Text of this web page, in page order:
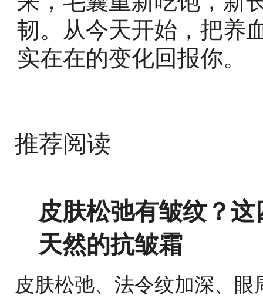
韧。从今天开始，把养
实在在的变化回报你。
推荐阅读
皮肤松弛有皱纹？
天然的抗皱霜
皮肤松弛、法令纹加深、